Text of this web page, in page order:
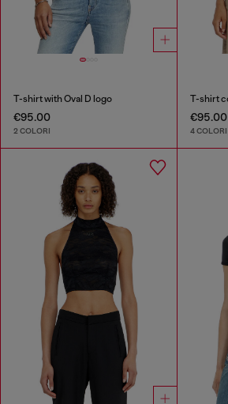
T-shirt with Oval D logo
€95.00
2 COLORI
€95.00
4 COLORI